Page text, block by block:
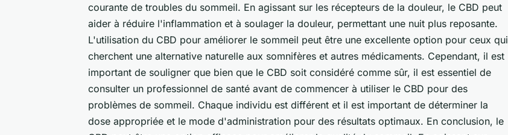
courante de troubles du sommeil. En agissant sur les récepteurs de la douleur, le CBD peut
aider à réduire l'inflammation et à soulager la douleur, permettant une nuit plus reposante.
L'utilisation du CBD pour améliorer le sommeil peut être une excellente option pour ceux qui
cherchent une alternative naturelle aux somnifères et autres médicaments. Cependant, il est
important de souligner que bien que le CBD soit considéré comme sûr, il est essentiel de
consulter un professionnel de santé avant de commencer à utiliser le CBD pour des
problèmes de sommeil. Chaque individu est différent et il est important de déterminer la
dose appropriée et le mode d'administration pour des résultats optimaux. En conclusion, le